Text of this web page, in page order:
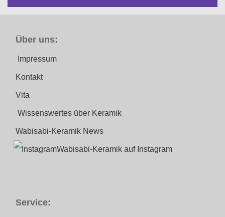
Über uns:
Impressum
Kontakt
Vita
Wissenswertes über Keramik
Wabisabi-Keramik News
Wabisabi-Keramik auf Instagram
Service: